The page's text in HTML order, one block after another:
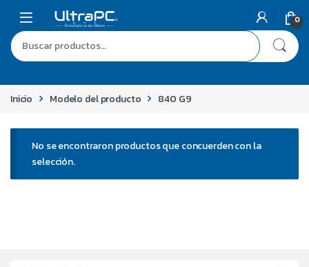
0
Inicio Modelo del producto 840 G9
No se encontraron productos que concuerden con la
selección.